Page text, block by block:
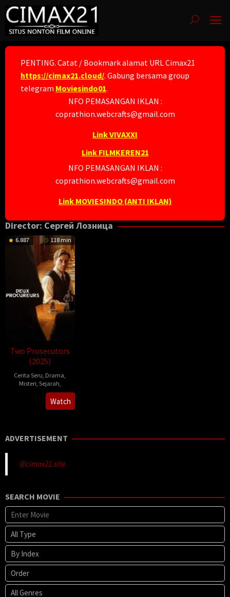
Skip
to
content
PENTING. Catat / Bookmark alamat URL Cimax21
https://cimax21.cloud/. Gabung bersama group
telegram Moviesindo01.
NFO PEMASANGAN IKLAN :
coprathion.webcrafts@gmail.com
Link VIVAXXI
Link FILMKEREN21
NFO PEMASANGAN IKLAN :
coprathion.webcrafts@gmail.com
Link MOVIESINDO (ANTI IKLAN)
Director: Сергей Лозница
6.887 118 min
Two Prosecutors
(2025)
Cerita Seru Drama
Misteri Sejarah
2025-
10-
Сергей
Лозница
Watch
ADVERTISEMENT
@cimax21.site
SEARCH MOVIE